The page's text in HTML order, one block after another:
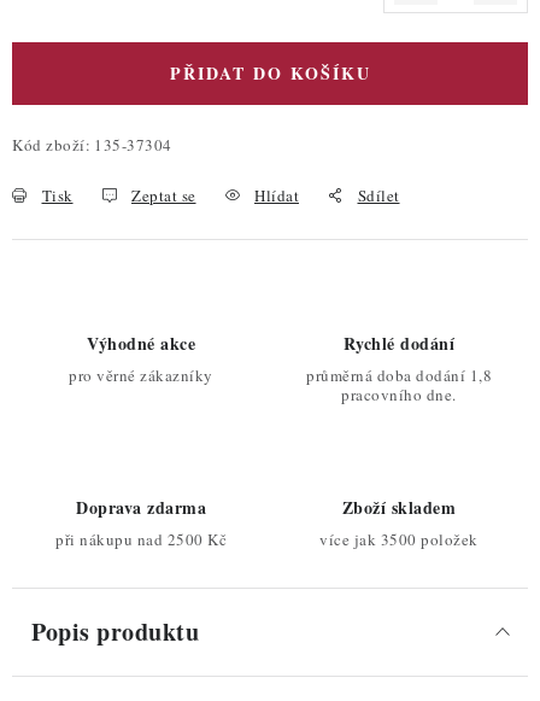
PŘIDAT DO KOŠÍKU
Kód zboží: 135-37304
Tisk Zeptat se Hlídat Sdílet
Výhodné akce
pro věrné zákazníky
Rychlé dodání
průměrná doba dodání 1,8
pracovního dne.
Doprava zdarma
při nákupu nad 2500 Kč
Zboží skladem
více jak 3500 položek
Popis produktu